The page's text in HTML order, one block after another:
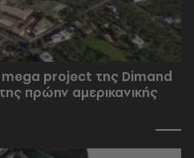
mega project της Dimand
πρώην αμερικανικής